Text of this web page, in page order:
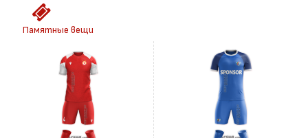
Памятные вещи